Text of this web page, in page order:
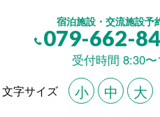
宿泊施設・交流施設予
079-662-
受付時間 8:30
文字サイズ 小 中 大